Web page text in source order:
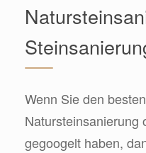
Wenn Sie den
Natursteinsanierung
gegoogelt haben,